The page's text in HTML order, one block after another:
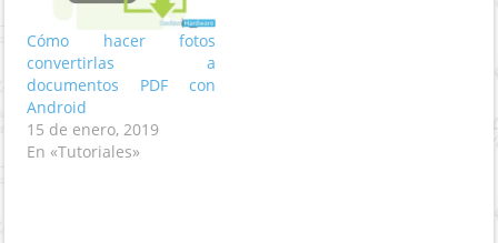
Cómo hacer fotos
convertirlas a
documentos PDF con
Android
15 de enero, 2019
En «Tutoriales»